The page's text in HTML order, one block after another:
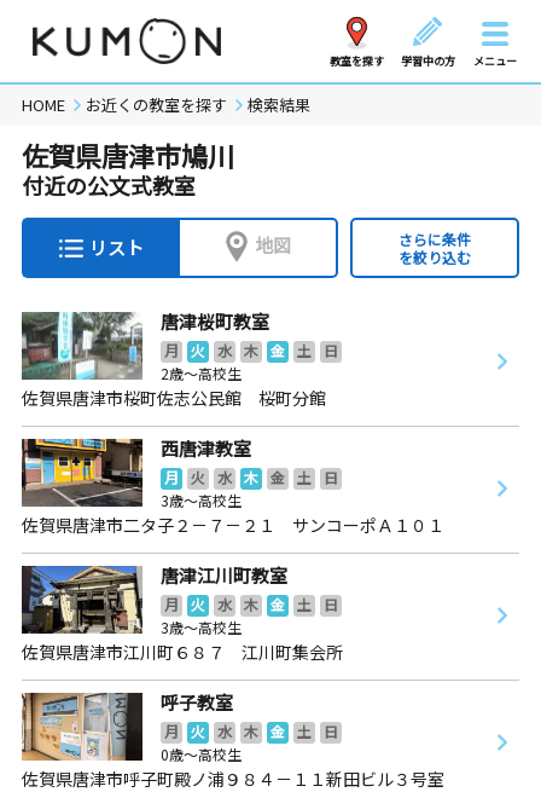
教室を探す 学習中の方 メニュー
HOME お近くの教室を探す 検索結果
佐賀県唐津市鳩川
付近の公文式教室
リスト 地図
さらに条件
を絞り込む
唐津桜町教室
月 火 水 木 金 土
日
2歳～高校生
佐賀県唐津市桜町佐志公民館 桜町分館
西唐津教室
月 火 水 木 金 土
日
3歳～高校生
佐賀県唐津市二タ子２－７－２１ サンコーポＡ１０１
唐津江川町教室
月 火 水 木 金 土
日
3歳～高校生
佐賀県唐津市江川町６８７ 江川町集会所
呼子教室
月 火 水 木 金 土
日
0歳～高校生
佐賀県唐津市呼子町殿ノ浦９８４－１１新田ビル３号室